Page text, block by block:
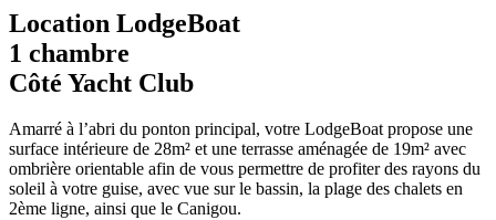
Location LodgeBoat
1 chambre
Côté Yacht Club
Amarré à l’abri du ponton principal, votre LodgeBoat propose une
surface intérieure de 28m² et une terrasse aménagée de 19m² avec
ombrière orientable afin de vous permettre de profiter des rayons du
soleil à votre guise, avec vue sur le bassin, la plage des chalets en
2ème ligne, ainsi que le Canigou.